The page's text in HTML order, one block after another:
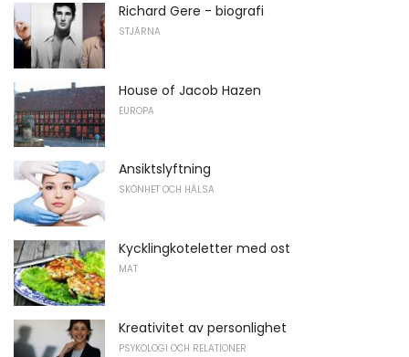
Richard Gere - biografi
STJÄRNA
House of Jacob Hazen
EUROPA
Ansiktslyftning
SKÖNHET OCH HÄLSA
Kycklingkoteletter med ost
MAT
Kreativitet av personlighet
PSYKOLOGI OCH RELATIONER